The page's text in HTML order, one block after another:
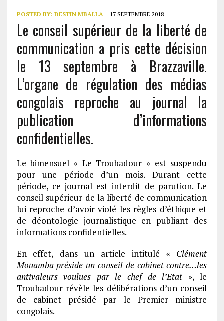
POSTED BY: DESTIN MBALLA 17 SEPTEMBRE 2018
Le conseil supérieur de la liberté de
communication a pris cette décision
le 13 septembre à Brazzaville.
L’organe de régulation des médias
congolais reproche au journal la
publication d’informations
confidentielles.
Le bimensuel « Le Troubadour » est suspendu
pour une période d’un mois. Durant cette
période, ce journal est interdit de parution. Le
conseil supérieur de la liberté de communication
lui reproche d’avoir violé les règles d’éthique et
de déontologie journalistique en publiant des
informations confidentielles.
En effet, dans un article intitulé « Clément
Mouamba préside un conseil de cabinet contre…les
antivaleurs voulues par le chef de l’Etat », le
Troubadour révèle les délibérations d’un conseil
de cabinet présidé par le Premier ministre
congolais.